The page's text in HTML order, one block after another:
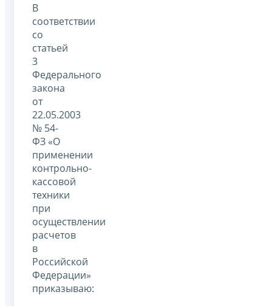
В
соответствии
со
статьей
3
Федерального
закона
от
22.05.2003
№ 54-
ФЗ «О
применении
контрольно-
кассовой
техники
при
осуществлении
расчетов
в
Российской
Федерации»
приказываю: